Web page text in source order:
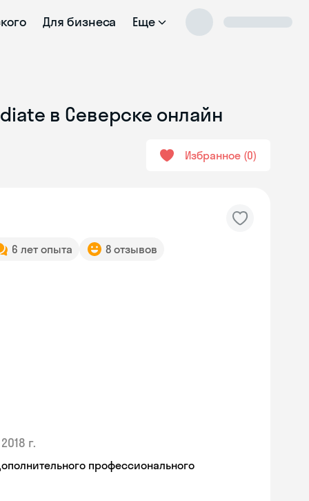
Для бизнеса Еще
в Северске онлайн
Избранное 0
6 лет опыта 8 отзывов
2018 г.
профессионального